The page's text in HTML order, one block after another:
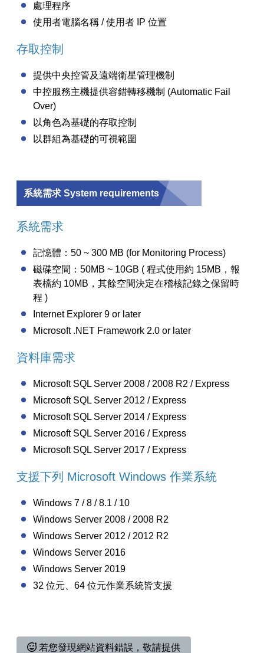
處理程序
使用者電腦名稱 / 使用者 IP 位置
存取控制
提供中央控管及遠端衛星管理機制
中控服務主機提供容錯轉移機制 (Automatic Fail
Over)
以角色為基礎的存取控制
以群組為基礎的可視範圍
系統需求 System requirements
系統需求
記憶體：50 ~ 300 MB (for Monitoring Process)
磁碟空間：50MB ~ 10GB ( 程式使用約 15MB，報
表檔約 10MB，其餘空間決定在稽核記錄之保留時
程 )
Internet Explorer 9 or later
Microsoft .NET Framework 2.0 or later
資料庫需求
Microsoft SQL Server 2008 / 2008 R2 / Express
Microsoft SQL Server 2012 / Express
Microsoft SQL Server 2014 / Express
Microsoft SQL Server 2016 / Express
Microsoft SQL Server 2017 / Express
支援下列 Microsoft Windows 作業系統
Windows 7 / 8 / 8.1 / 10
Windows Server 2008 / 2008 R2
Windows Server 2012 / 2012 R2
Windows Server 2016
Windows Server 2019
32 位元、64 位元作業系統皆支援
若您發現網站資料錯誤，敬請提供